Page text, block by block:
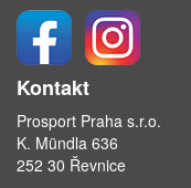
Kontakt
Prosport Praha s.r.o.
K. Mündla 636
252 30 Řevnice